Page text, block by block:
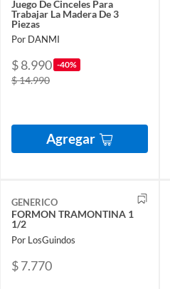
Juego De Cinceles Para
Trabajar La Madera De 3
Piezas
Por DANMI
$ 8.990 -40%
$ 14.990
Agregar
GENERICO
FORMON TRAMONTINA 1
1/2
Por LosGuindos
$ 7.770